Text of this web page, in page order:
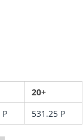
20+
Р 531.25 Р